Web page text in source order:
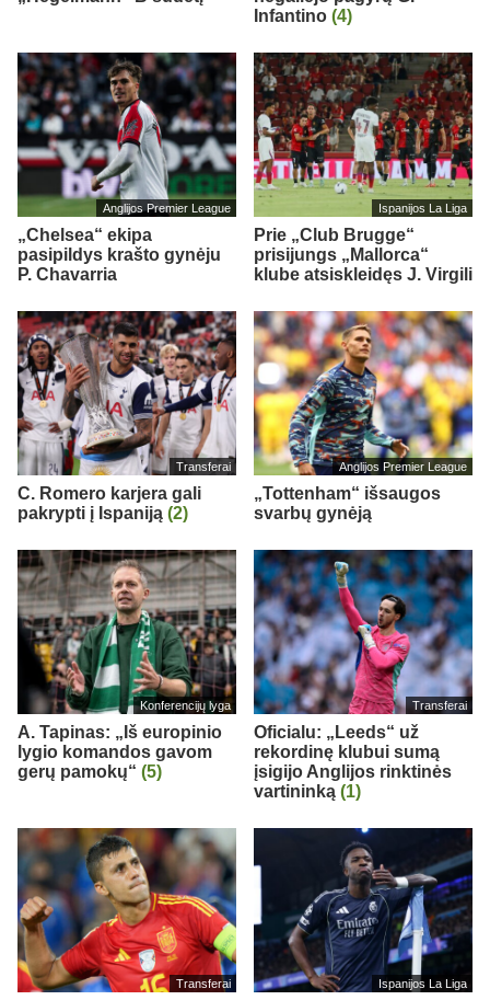
Infantino (4)
Anglijos Premier League
„Chelsea“ ekipa
pasipildys krašto gynėju
P. Chavarria
Ispanijos La Liga
Prie „Club Brugge“
prisijungs „Mallorca“
klube atsiskleidęs J. Virgili
Transferai
C. Romero karjera gali
pakrypti į Ispaniją (2)
Anglijos Premier League
„Tottenham“ išsaugos
svarbų gynėją
Konferencijų lyga
A. Tapinas: „Iš europinio
lygio komandos gavom
gerų pamokų“ (5)
Transferai
Oficialu: „Leeds“ už
rekordinę klubui sumą
įsigijo Anglijos rinktinės
vartininką (1)
Transferai Ispanijos La Liga